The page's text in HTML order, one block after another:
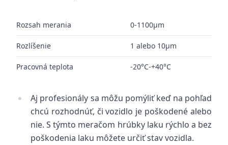
Rozsah merania 0-1100μm
Rozlíšenie 1 alebo 10μm
Pracovná teplota -20°C-+40°C
Aj profesionály sa môžu pomýliť keď na pohľad
chcú rozhodnúť, či vozidlo je poškodené alebo
nie. S týmto meračom hrúbky laku rýchlo a bez
poškodenia laku môžete určiť stav vozidla.